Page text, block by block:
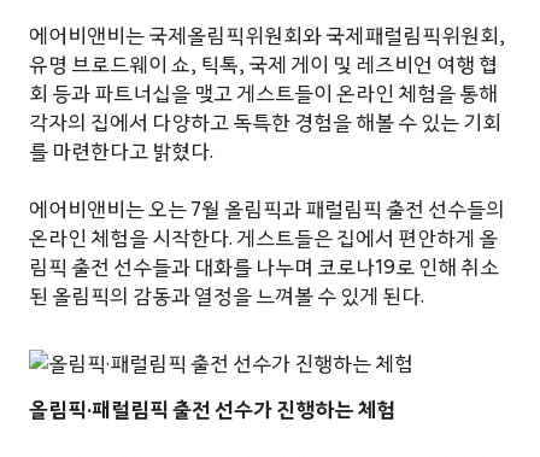
에어비앤비는 국제올림픽위원회와 국제패럴림픽위원회,
유명 브로드웨이 쇼, 틱톡, 국제 게이 및 레즈비언 여행 협
회 등과 파트너십을 맺고 게스트들이 온라인 체험을 통해
각자의 집에서 다양하고 독특한 경험을 해볼 수 있는 기회
를 마련한다고 밝혔다.
에어비앤비는 오는 7월 올림픽과 패럴림픽 출전 선수들의
온라인 체험을 시작한다. 게스트들은 집에서 편안하게 올
림픽 출전 선수들과 대화를 나누며 코로나19로 인해 취소
된 올림픽의 감동과 열정을 느껴볼 수 있게 된다.
올림픽·패럴림픽 출전 선수가 진행하는 체험